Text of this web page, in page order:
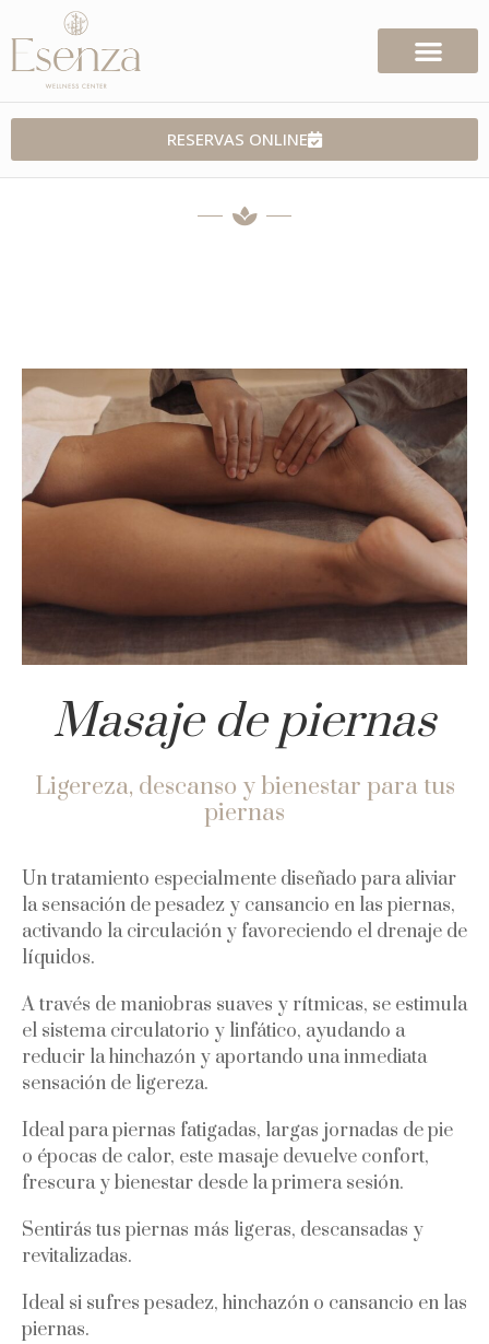
RESERVAS ONLINE
Masaje de piernas
Ligereza, descanso y bienestar para tus
piernas
Un tratamiento especialmente diseñado para aliviar
la sensación de pesadez y cansancio en las piernas,
activando la circulación y favoreciendo el drenaje de
líquidos.
A través de maniobras suaves y rítmicas, se estimula
el sistema circulatorio y linfático, ayudando a
reducir la hinchazón y aportando una inmediata
sensación de ligereza.
Ideal para piernas fatigadas, largas jornadas de pie
o épocas de calor, este masaje devuelve confort,
frescura y bienestar desde la primera sesión.
Sentirás tus piernas más ligeras, descansadas y
revitalizadas.
Ideal si sufres pesadez, hinchazón o cansancio en las
piernas.